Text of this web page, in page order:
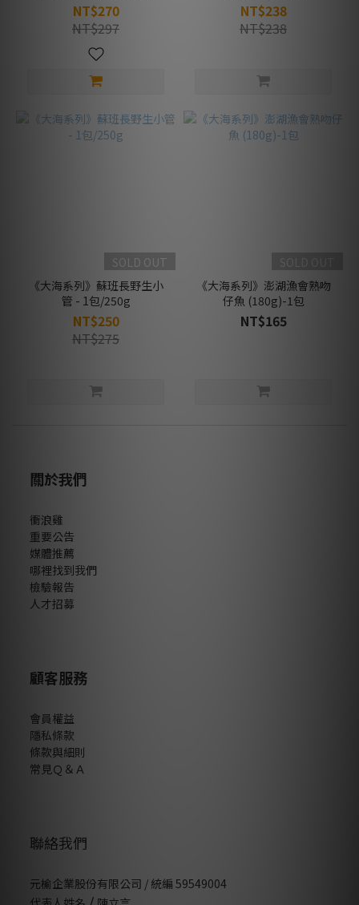
NT$270
NT$297
NT$238
NT$238
SOLD OUT
《大海系列》蘇班長野生小
管 - 1包/250g
NT$250
NT$275
《大海系列》澎湖漁會熟吻
仔魚 (180g)-1包
NT$165
關於我們
衝浪雞
重要公告
媒體推薦
哪裡找到我們
檢驗報告
人才招募
顧客服務
會員權益
隱私條款
條款與細則
常見Ｑ＆Ａ
聯絡我們
元榆企業股份有限公司 / 統編 59549004